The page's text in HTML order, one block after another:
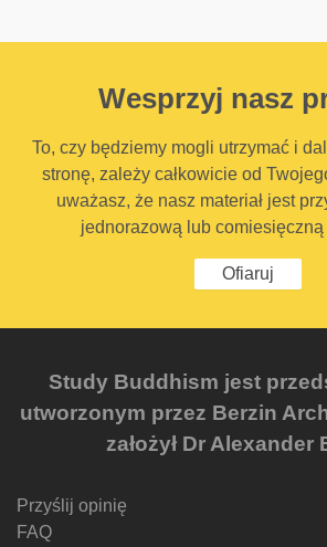
Wesprzyj nasz
To, czy będziemy mogli utrzymać i
stronę, zależy całkowicie od
uważasz, że nasz materiał jest
jednorazową lub
Ofiaruj
Study Buddhism jest
utworzonym przez Berzin
założył Dr Alexander
Przyślij opinię
FAQ